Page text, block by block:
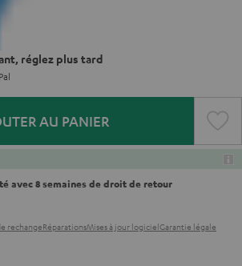
réglez plus tard
AU PANIER
avec 8 semaines de droit de retour
rechangeRéparationsMises à jour logicielGarantie légale